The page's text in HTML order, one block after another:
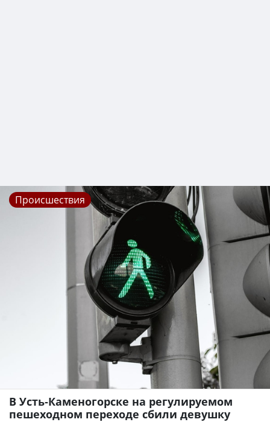
Происшествия
В Усть-Каменогорске на регулируемом
пешеходном переходе сбили девушку